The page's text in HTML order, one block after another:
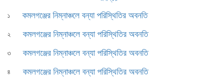
১
কমলগঞ্জের নিম্নাঞ্চলে বন্যা পরিস্থিতির অবনতি
২ কমলগঞ্জের নিম্নাঞ্চলে বন্যা পরিস্থিতির অবনতি
৩ কমলগঞ্জের নিম্নাঞ্চলে বন্যা পরিস্থিতির অবনতি
৪ কমলগঞ্জের নিম্নাঞ্চলে বন্যা পরিস্থিতির অবনতি